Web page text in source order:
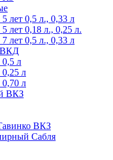
лет 0,5 л., 0,33 л
лет 0,18 л., 0,25 л.
лет 0,5 л., 0,33 л
ВКД
0,5 л
0,25 л
0,70 л
ВКЗ
ВКЗ
Сабля